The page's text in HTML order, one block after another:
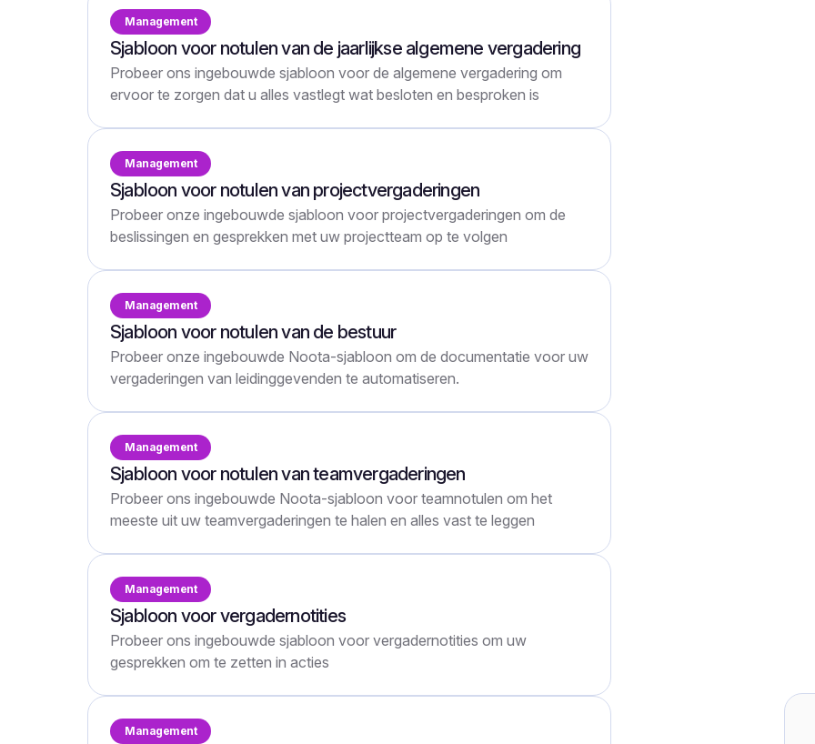
Management
Sjabloon voor notulen van de jaarlijkse algemene vergadering
Probeer ons ingebouwde sjabloon voor de algemene vergadering om
ervoor te zorgen dat u alles vastlegt wat besloten en besproken is
Management
Sjabloon voor notulen van projectvergaderingen
Probeer onze ingebouwde sjabloon voor projectvergaderingen om de
beslissingen en gesprekken met uw projectteam op te volgen
Management
Sjabloon voor notulen van de bestuur
Probeer onze ingebouwde Noota-sjabloon om de documentatie voor uw
vergaderingen van leidinggevenden te automatiseren.
Management
Sjabloon voor notulen van teamvergaderingen
Probeer ons ingebouwde Noota-sjabloon voor teamnotulen om het
meeste uit uw teamvergaderingen te halen en alles vast te leggen
Management
Sjabloon voor vergadernotities
Probeer ons ingebouwde sjabloon voor vergadernotities om uw
gesprekken om te zetten in acties
Management